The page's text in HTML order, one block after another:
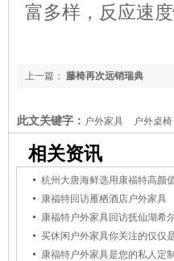
富多样，反应速
上一篇： 藤椅再次远销瑞典
此文关键字： 户外家具 户外桌椅
相关资讯
杭州大唐海鲜选用康福特高颜
康福特回访雁栖酒店户外家具
康福特户外家具回访抚仙湖希
买休闲户外家具你关注的仅仅
康福特户外家具是您的私人定